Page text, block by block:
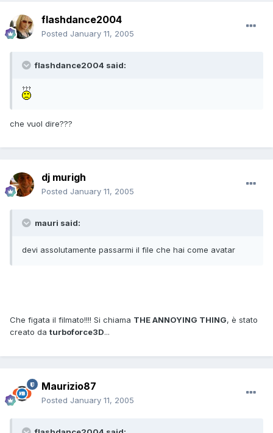
flashdance2004
Posted January 11, 2005
flashdance2004 said:
che vuol dire???
dj murigh
Posted January 11, 2005
mauri said:
devi assolutamente passarmi il file che hai come avatar
Che figata il filmato!!!! Si chiama THE ANNOYING THING, è stato
creato da turboforce3D...
Maurizio87
Posted January 11, 2005